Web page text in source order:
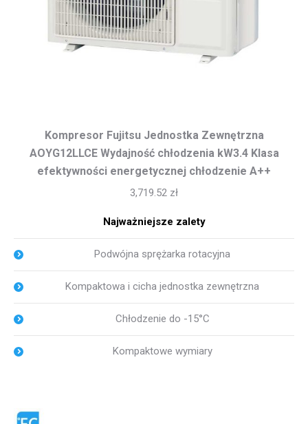
Kompresor Fujitsu Jednostka Zewnętrzna
AOYG12LLCE Wydajność chłodzenia kW3.4 Klasa
efektywności energetycznej chłodzenie A++
3,719.52 zł
Najważniejsze zalety
Podwójna sprężarka rotacyjna
Kompaktowa i cicha jednostka zewnętrzna
Chłodzenie do -15°C
Kompaktowe wymiary